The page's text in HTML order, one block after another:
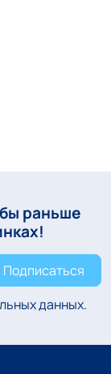
раньше
Подписаться
данных.